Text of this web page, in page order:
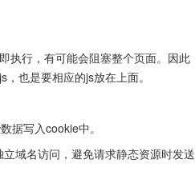
执行，有可能会阻塞整个页面。因此
也是要相应的js放在上面。
据写入cookie中。
域名访问，避免请求静态资源时发送